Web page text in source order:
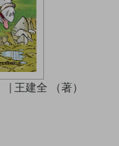
| 王建全 （著）